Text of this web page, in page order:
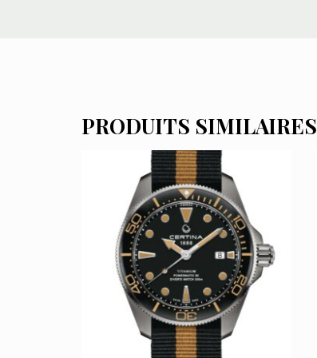
PRODUITS SIMILAIRES